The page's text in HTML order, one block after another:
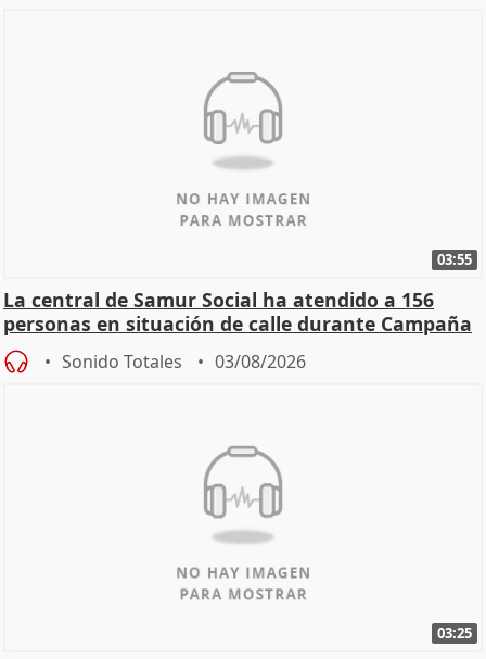
03:55
La central de Samur Social ha atendido a 156
personas en situación de calle durante Campaña
de Calor
Sonido Totales 03/08/2026
03:25